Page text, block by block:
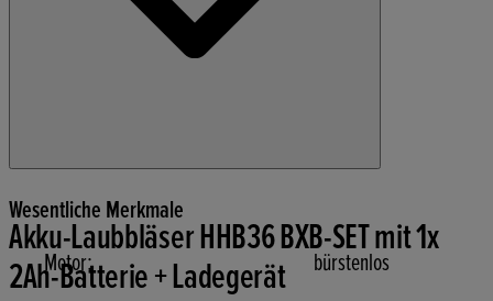
Wesentliche Merkmale
Motor:
bürstenlos
Akku-Laubbläser HHB36 BXB-SET mit 1x
2Ah-Batterie + Ladegerät